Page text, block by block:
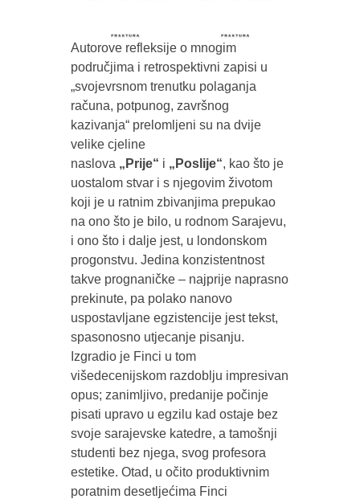
Autorove refleksije o mnogim
područjima i retrospektivni zapisi u
„svojevrsnom trenutku polaganja
računa, potpunog, završnog
kazivanja“ prelomljeni su na dvije
velike cjeline
naslova „Prije“ i „Poslije“, kao što je
uostalom stvar i s njegovim životom
koji je u ratnim zbivanjima prepukao
na ono što je bilo, u rodnom Sarajevu,
i ono što i dalje jest, u londonskom
progonstvu. Jedina konzistentnost
takve prognaničke – najprije naprasno
prekinute, pa polako nanovo
uspostavljane egzistencije jest tekst,
spasonosno utjecanje pisanju.
Izgradio je Finci u tom
višedecenijskom razdoblju impresivan
opus; zanimljivo, predanije počinje
pisati upravo u egzilu kad ostaje bez
svoje sarajevske katedre, a tamošnji
studenti bez njega, svog profesora
estetike. Otad, u očito produktivnim
poratnim desetljećima Finci